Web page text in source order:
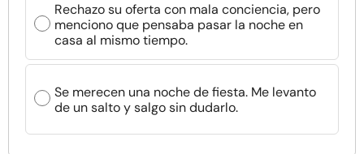
Rechazo su oferta con mala conciencia, pero
menciono que pensaba pasar la noche en
casa al mismo tiempo.
Se merecen una noche de fiesta. Me levanto
de un salto y salgo sin dudarlo.